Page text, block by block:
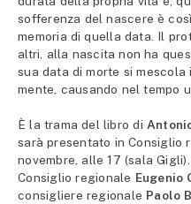
sofferenza del nascere è
memoria di quella data. Il
altri, alla nascita non ha
sua data di morte si
mente, causando nel tempo
È la trama del libro di
sarà presentato in Consiglio
novembre, alle 17 (sala
Consiglio regionale Eugenio
consigliere regionale Paolo